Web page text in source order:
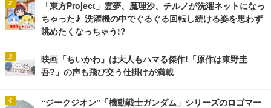
「東方Project」霊夢、魔理沙、チルノが洗濯ネットになっ
ちゃった♪ 洗濯機の中でぐるぐる回転し続ける姿を思わず
眺めたくなっちゃう!?
映画「ちいかわ」は大人もハマる傑作!「原作は東野圭
吾?」の声も飛び交う仕掛けが満載
“ジークジオン”「機動戦士ガンダム」シリーズのロゴマー